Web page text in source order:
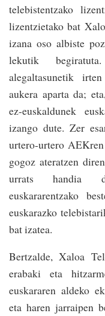
telebistentzako
lizentzietako bat
izana oso albiste
lekutik
alegaltasunetik
aukera aparta da;
ez-euskaldunek
izango dute. Zer
urtero-urtero
gogoz ateratzen
urrats handia
euskararentzako
euskarazko
bat izatea.
Bertzalde, Xaloa
erabaki eta
euskararen aldeko
eta haren jarraipen